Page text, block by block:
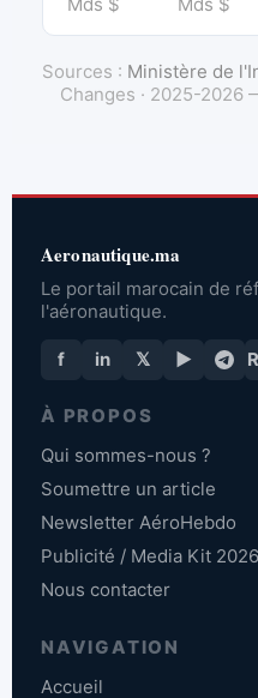
Sources : Ministère de
Changes · 2025-2026
Aeronautique.ma
Le portail marocain de
l'aéronautique.
f in 𝕏 ▶
À PROPOS
Qui sommes-nous ?
Soumettre un article
Newsletter AéroHebdo
Publicité / Media Kit 2026
Nous contacter
NAVIGATION
Accueil